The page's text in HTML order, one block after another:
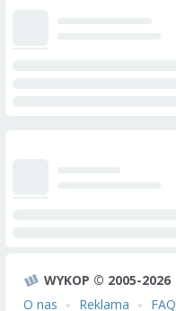
WYKOP © 2005-2026
O nas
Reklama FAQ